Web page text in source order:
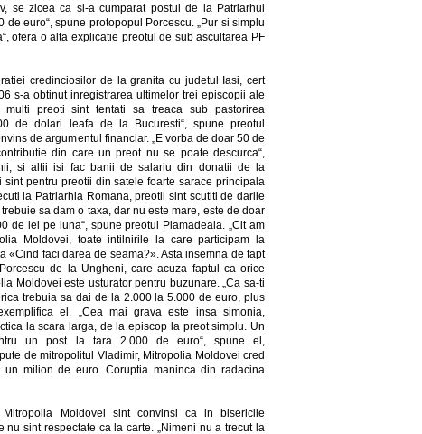
se zicea ca si-a cumparat postul de la Patriarhul
euro“, spune protopopul Porcescu. „Pur si simplu
ofera o alta explicatie preotul de sub ascultarea PF
credinciosilor de la granita cu judetul Iasi, cert
s-a obtinut inregistrarea ultimelor trei episcopii ale
multi preoti sint tentati sa treaca sub pastorirea
de dolari leafa de la Bucuresti“, spune preotul
de argumentul financiar. „E vorba de doar 50 de
din care un preot nu se poate descurca“,
si altii isi fac banii de salariu din donatii de la
pentru preotii din satele foarte sarace principala
la Patriarhia Romana, preotii sint scutiti de darile
sa dam o taxa, dar nu este mare, este de doar
de lei pe luna“, spune preotul Plamadeala. „Cit am
Moldovei, toate intilnirile la care participam la
«Cind faci darea de seama?». Asta insemna de fapt
de la Ungheni, care acuza faptul ca orice
Moldovei este usturator pentru buzunare. „Ca sa-ti
trebuia sa dai de la 2.000 la 5.000 de euro, plus
el. „Cea mai grava este insa simonia,
la scara larga, de la episcop la preot simplu. Un
un post la tara 2.000 de euro“, spune el,
de mitropolitul Vladimir, Mitropolia Moldovei cred
milion de euro. Coruptia maninca din radacina
Moldovei sint convinsi ca in bisericile
nu sint respectate ca la carte. „Nimeni nu a trecut la